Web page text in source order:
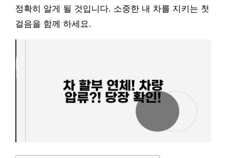
정확히 알게 될 것입니다. 소중한 내 차를 지키는 첫
걸음을 함께 하세요.